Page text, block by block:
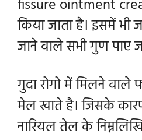
fissure ointment
किया जाता है। इसमें भी
जाने वाले सभी गुण पाए
गुदा रोगो में मिलने वाले
मेल खाते है। जिसके
नारियल तेल के